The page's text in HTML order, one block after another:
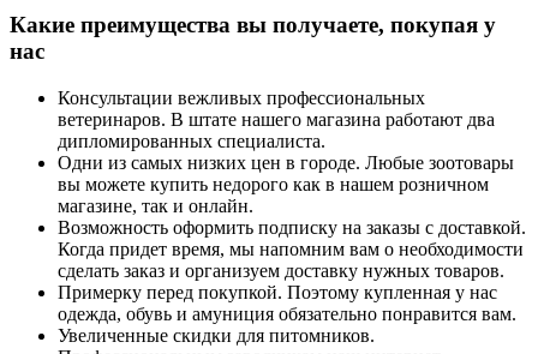
Какие преимущества вы получаете, покупая у
нас
Консультации вежливых профессиональных
ветеринаров. В штате нашего магазина работают два
дипломированных специалиста.
Одни из самых низких цен в городе. Любые зоотовары
вы можете купить недорого как в нашем розничном
магазине, так и онлайн.
Возможность оформить подписку на заказы с доставкой.
Когда придет время, мы напомним вам о необходимости
сделать заказ и организуем доставку нужных товаров.
Примерку перед покупкой. Поэтому купленная у нас
одежда, обувь и амуниция обязательно понравится вам.
Увеличенные скидки для питомников.